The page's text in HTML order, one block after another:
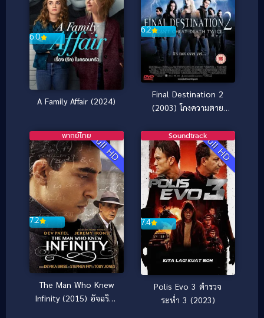
6.0
A Family Affair (2024)
6.2
Final Destination 2
(2003) โกงความตาย
Full HD
7.2
พากย์ไทย
The Man Who Knew
Infinity (2015) อัจฉริยะ
Full HD
7.4
Soundtrack
Polis Evo 3 ตำรวจ
ระห่ำ 3 (2023)